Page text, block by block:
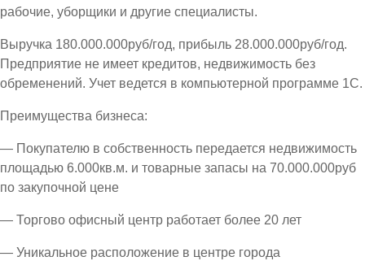
рабочие, уборщики и другие специалисты.
Выручка 180.000.000руб/год, прибыль 28.000.000руб/год.
Предприятие не имеет кредитов, недвижимость без
обременений. Учет ведется в компьютерной программе 1С.
Преимущества бизнеса:
— Покупателю в собственность передается недвижимость
площадью 6.000кв.м. и товарные запасы на 70.000.000руб
по закупочной цене
— Торгово офисный центр работает более 20 лет
— Уникальное расположение в центре города